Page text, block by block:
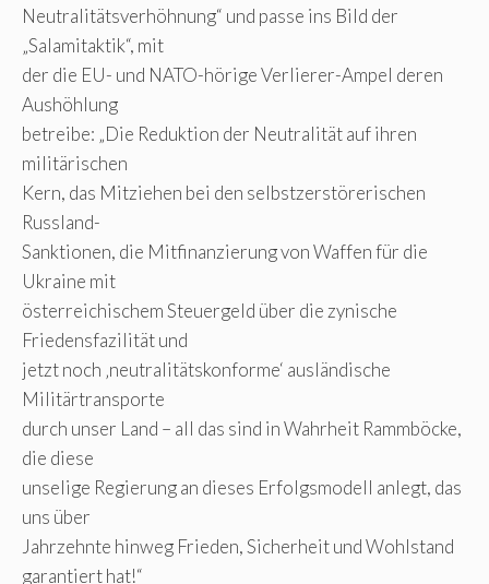
Neutralitätsverhöhnung“ und passe ins Bild der
„Salamitaktik“, mit
der die EU- und NATO-hörige Verlierer-Ampel deren
Aushöhlung
betreibe: „Die Reduktion der Neutralität auf ihren
militärischen
Kern, das Mitziehen bei den selbstzerstörerischen
Russland-
Sanktionen, die Mitfinanzierung von Waffen für die
Ukraine mit
österreichischem Steuergeld über die zynische
Friedensfazilität und
jetzt noch ‚neutralitätskonforme‘ ausländische
Militärtransporte
durch unser Land – all das sind in Wahrheit Rammböcke,
die diese
unselige Regierung an dieses Erfolgsmodell anlegt, das
uns über
Jahrzehnte hinweg Frieden, Sicherheit und Wohlstand
garantiert hat!“